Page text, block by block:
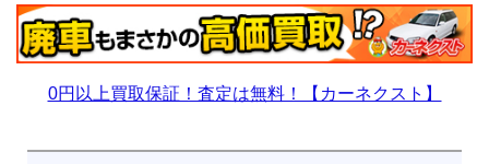
0円以上買取保証！査定は無料！【カーネクスト】